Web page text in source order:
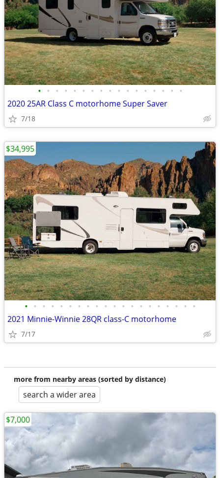
• • • • • • • • • • • • • • • • •
2020 25AR Class C motorhome Super Saver
7/18
• • • • • • • • • • • • • • • • • • • •
2021 Minnie-Winnie 28QR class-C motorhome
7/17
$34,995
more from nearby areas (sorted by distance)
search a wider area
$7,000